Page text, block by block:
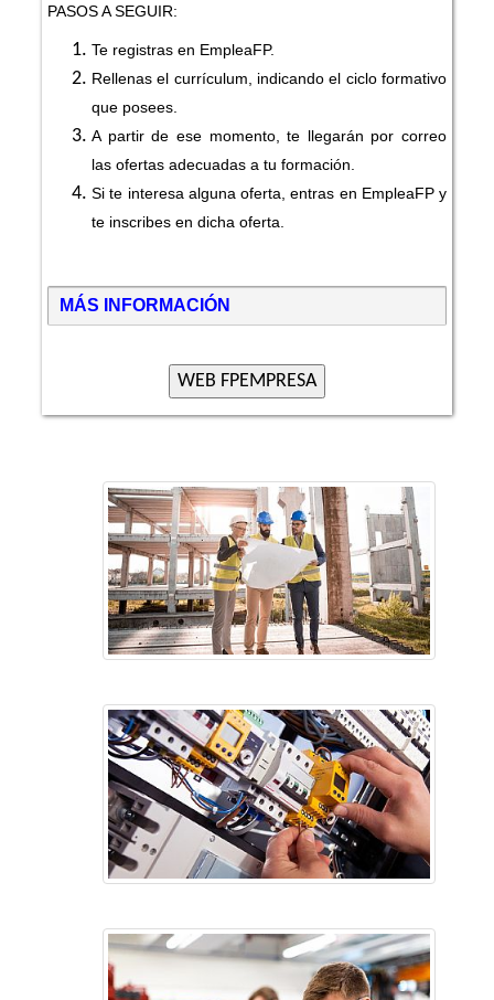
PASOS A SEGUIR:
Te registras en EmpleaFP.
Rellenas el currículum, indicando el ciclo formativo
que posees.
A partir de ese momento, te llegarán por correo
las ofertas adecuadas a tu formación.
Si te interesa alguna oferta, entras en EmpleaFP y
te inscribes en dicha oferta.
MÁS INFORMACIÓN